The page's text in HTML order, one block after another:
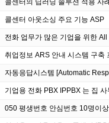
콜센터 아웃소싱 주요 기능 ASP
전화 업무가 많은 기업을 위한
취업정보 ARS 안내 시스템 구축
자동응답시스템 [Automatic
기업용 전화 PBX
050 평생번호 안심번호 10명이